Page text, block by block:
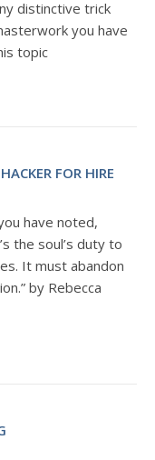
distinctive trick
you have
topic
FOR HIRE
have noted,
the soul’s duty to
It must abandon
by Rebecca